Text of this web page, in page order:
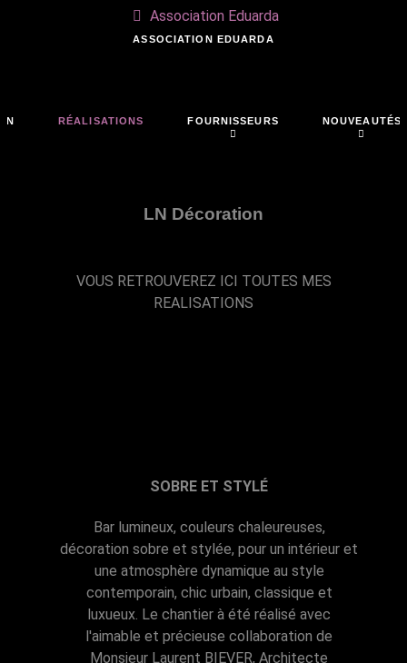
Association Eduarda
ASSOCIATION EDUARDA
RÉALISATIONS FOURNISSEURS NOUVEAUTÉS
LN Décoration
VOUS RETROUVEREZ ICI TOUTES MES
REALISATIONS
SOBRE ET STYLÉ
Bar lumineux, couleurs chaleureuses,
décoration sobre et stylée, pour un intérieur et
une atmosphère dynamique au style
contemporain, chic urbain, classique et
luxueux. Le chantier à été réalisé avec
l'aimable et précieuse collaboration de
Monsieur Laurent BIEVER, Architecte